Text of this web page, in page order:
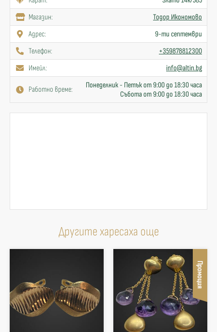
Mагазин:
Тодор Икономово
Адрес:
9-ти септември
Телефон:
+359878812300
Имейл:
info@altin.bg
Работно време:
Понеделник - Петък от 9:00 до 18:30 часа
Събота от 9:00 до 18:30 часа
Другите харесаха още
Промоция